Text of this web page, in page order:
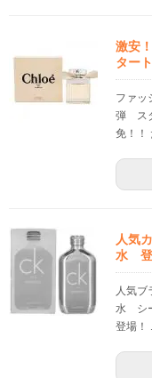
激安
ター
ファッ
弾 ス
免！！
人気
水 登
人気
水 シ
登場！